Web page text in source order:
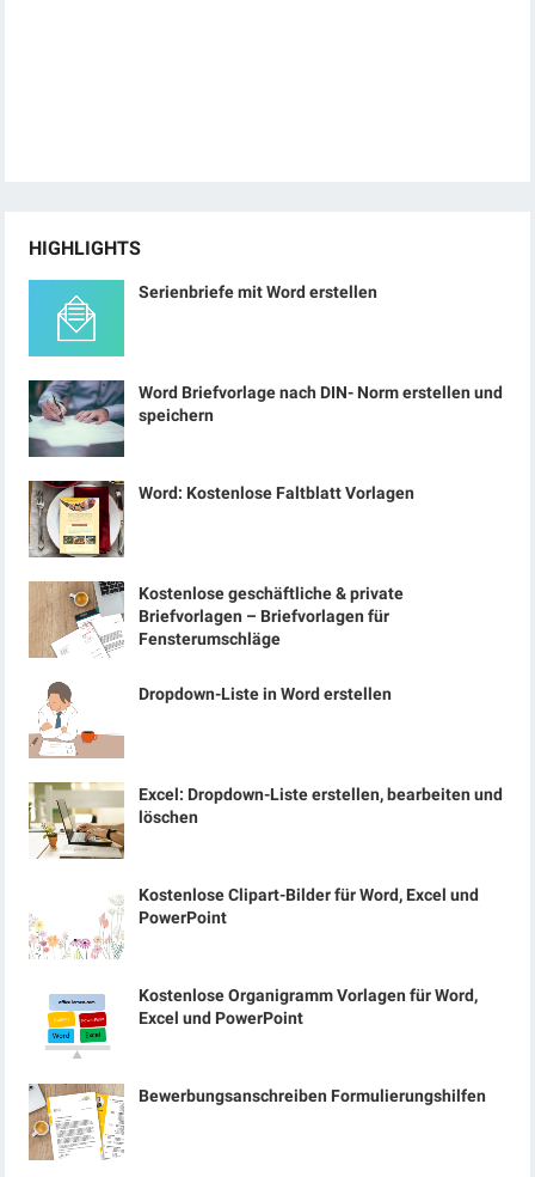
HIGHLIGHTS
Serienbriefe mit Word erstellen
Word Briefvorlage nach DIN- Norm erstellen und
speichern
Word: Kostenlose Faltblatt Vorlagen
Kostenlose geschäftliche & private
Briefvorlagen – Briefvorlagen für
Fensterumschläge
Dropdown-Liste in Word erstellen
Excel: Dropdown-Liste erstellen, bearbeiten und
löschen
Kostenlose Clipart-Bilder für Word, Excel und
PowerPoint
Kostenlose Organigramm Vorlagen für Word,
Excel und PowerPoint
Bewerbungsanschreiben Formulierungshilfen